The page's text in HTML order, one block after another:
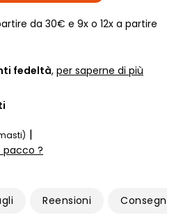
da 30€ e 9x o 12x a partire
fedeltà, per saperne di più
|
pacco ?
Reensioni Consegna